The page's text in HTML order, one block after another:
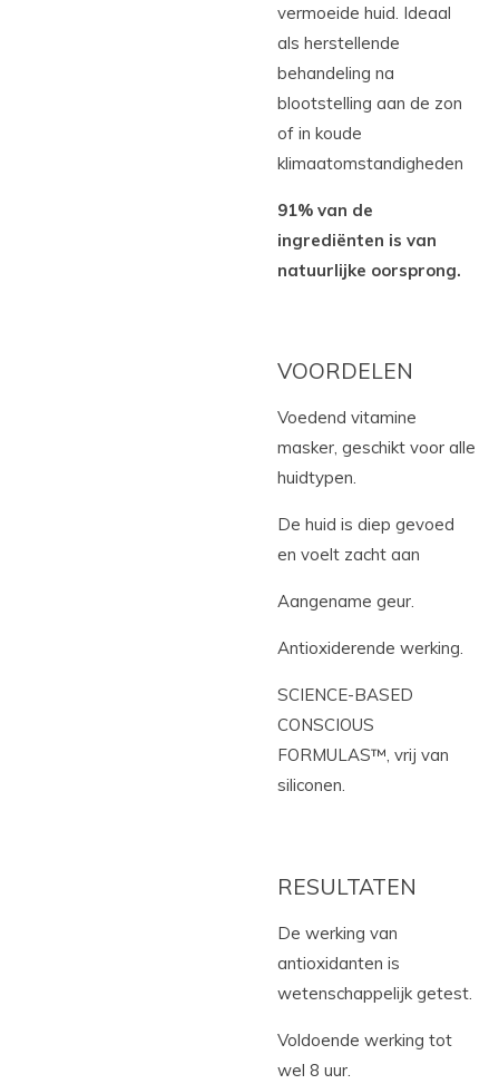
vermoeide huid. Ideaal
als herstellende
behandeling na
blootstelling aan de zon
of in koude
klimaatomstandigheden
91% van de
ingrediënten is van
natuurlijke oorsprong.
VOORDELEN
Voedend vitamine
masker, geschikt voor alle
huidtypen.
De huid is diep gevoed
en voelt zacht aan
Aangename geur.
Antioxiderende werking.
SCIENCE-BASED
CONSCIOUS
FORMULAS™, vrij van
siliconen.
RESULTATEN
De werking van
antioxidanten is
wetenschappelijk getest.
Voldoende werking tot
wel 8 uur.